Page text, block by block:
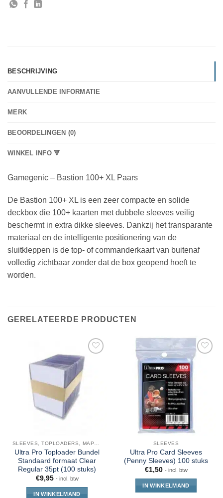
BESCHRIJVING
AANVULLENDE INFORMATIE
MERK
BEOORDELINGEN (0)
WINKEL INFO 🔻
Gamegenic – Bastion 100+ XL Paars
De Bastion 100+ XL is een zeer compacte en solide
deckbox die 100+ kaarten met dubbele sleeves veilig
beschermt in extra dikke sleeves. Dankzij het transparante
materiaal en de intelligente positionering van de
sluitkleppen is de top- of commanderkaart van buitenaf
volledig zichtbaar zonder dat de box geopend hoeft te
worden.
GERELATEERDE PRODUCTEN
Ultra Pro Toploader Bundel
Standaard formaat Clear
Regular 35pt (100 stuks)
€9,95 - incl. btw
IN WINKELMAND
SLEEVES
Ultra Pro Card Sleeves
(Penny Sleeves) 100 stuks
€1,50 - incl. btw
IN WINKELMAND